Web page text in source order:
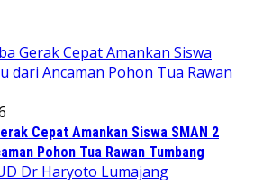
Cepat Amankan Siswa SMAN 2
Pohon Tua Rawan Tumbang